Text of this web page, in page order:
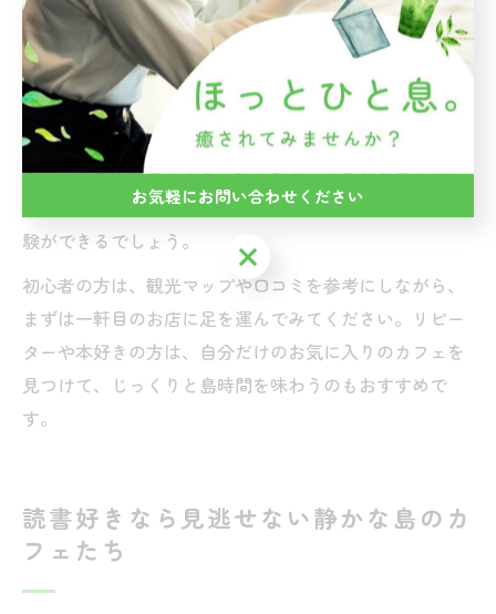
ったりと流れる時間を楽しむことで、忙しい毎日から解
放される感覚を味わうことができます。
カフェによっては、店主が手間ひまかけて淹れるコーヒ
ーやお茶、地元の素材を活かしたスイーツなど、丁寧な
もてなしが心に残ります。読書やおしゃべりを楽しみな
がら、島の自然や海の景色を眺めることで、心が潤う体
験ができるでしょう。
初心者の方は、観光マップや口コミを参考にしながら、
まずは一軒目のお店に足を運んでみてください。リピー
ターや本好きの方は、自分だけのお気に入りのカフェを
見つけて、じっくりと島時間を味わうのもおすすめで
す。
読書好きなら見逃せない静かな島のカ
フェたち
お気軽にお問い合わせください
お気軽にお問い合わせください